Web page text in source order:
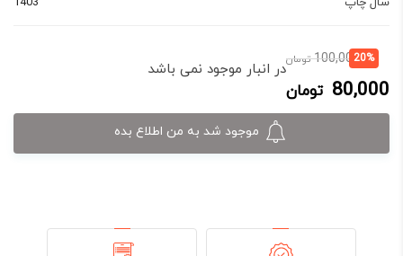
20%
100,000 تومانقیمت
اصلی:
80,000 تومان
قیمت
فعلی:
80,000 تومان.
در انبار موجود نمی باشد
موجود شد به من اطلاع بده